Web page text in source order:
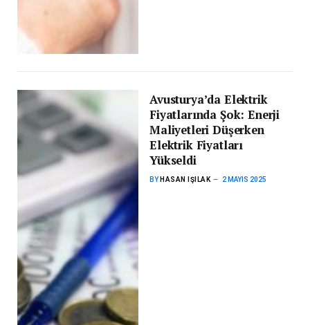
Avusturya’da Elektrik
Fiyatlarında Şok: Enerji
Maliyetleri Düşerken
Elektrik Fiyatları
Yükseldi
BY HASAN IŞILAK 2 MAYIS 2025